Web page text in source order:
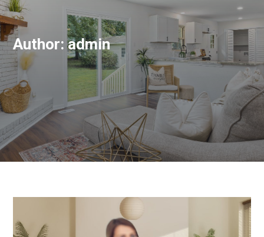
Author: admin